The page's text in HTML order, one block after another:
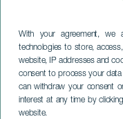
With your agreement,
technologies to store,
website, IP addresses and
consent to process your data
can withdraw your consent
interest at any time by
website.